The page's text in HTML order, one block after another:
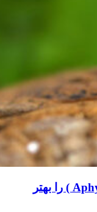
کیلی دم بربطی ( Aphyosemion Australe ) را بهتر